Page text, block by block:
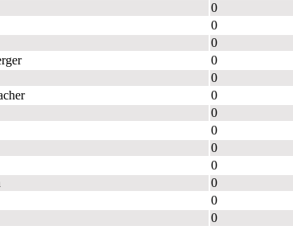
0
0
0
0
0
0
0
0
0
0
0
0
0